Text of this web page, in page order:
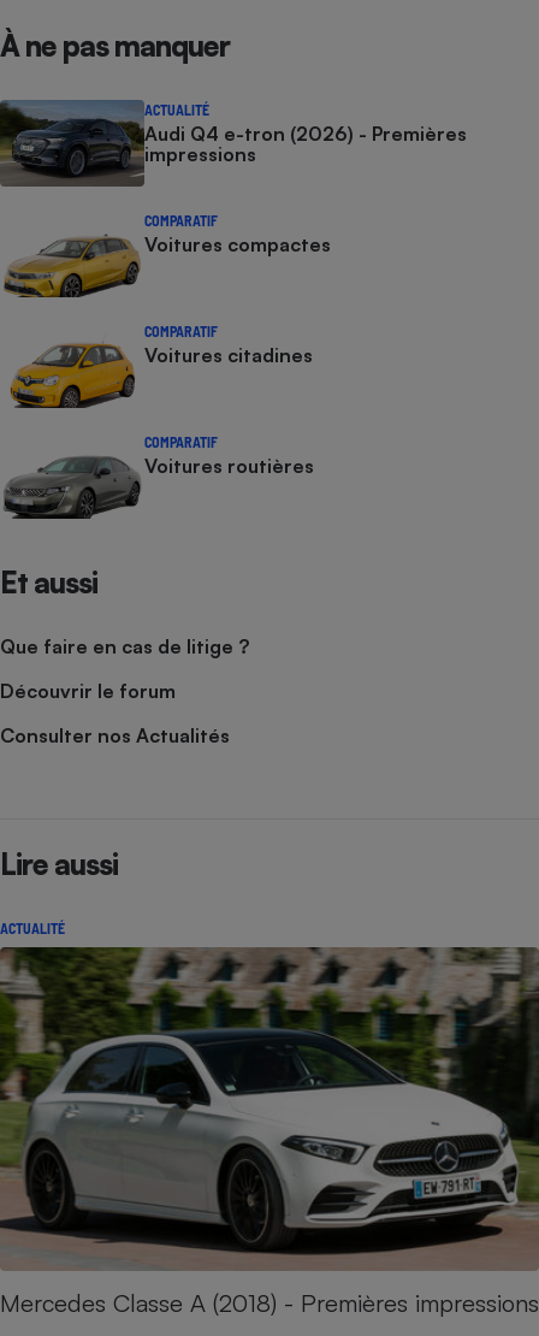
À ne pas manquer
ACTUALITÉ
Audi Q4 e-tron (2026) - Premières
impressions
COMPARATIF
Voitures compactes
COMPARATIF
Voitures citadines
COMPARATIF
Voitures routières
Et aussi
Que faire en cas de litige ?
Découvrir le forum
Consulter nos Actualités
Lire aussi
ACTUALITÉ
Mercedes Classe A (2018) - Premières impressions